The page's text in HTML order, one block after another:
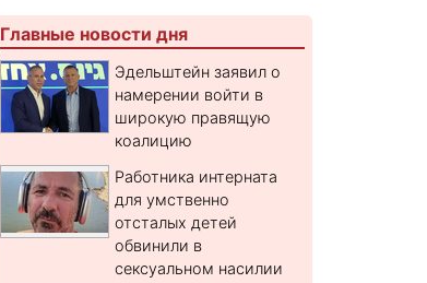
Главные новости дня
Эдельштейн заявил о
намерении войти в
широкую правящую
коалицию
Работника интерната
для умственно
отсталых детей
обвинили в
сексуальном насилии